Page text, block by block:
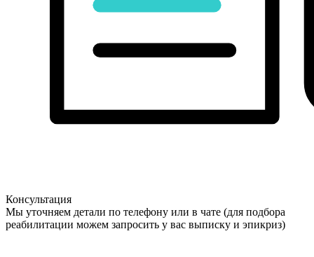
Консультация
Мы уточняем детали по телефону или в чате (для подбора
реабилитации можем запросить у вас выписку и эпикриз)